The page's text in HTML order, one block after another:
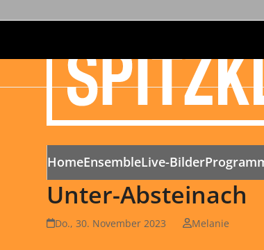
HomeEnsembleLive-Bilder
Unter-Absteinach
Do., 30. November 2023 Melanie